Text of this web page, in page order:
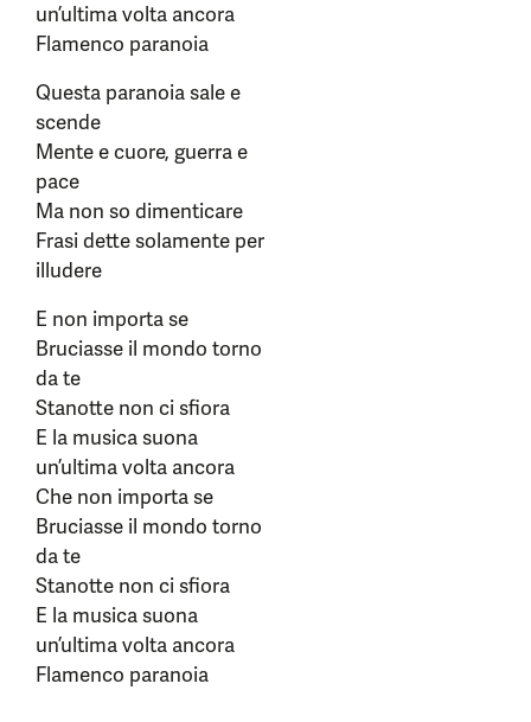
un’ultima volta ancora
Flamenco paranoia
Questa paranoia sale e
scende
Mente e cuore, guerra e
pace
Ma non so dimenticare
Frasi dette solamente per
illudere
E non importa se
Bruciasse il mondo torno
da te
Stanotte non ci sfiora
E la musica suona
un’ultima volta ancora
Che non importa se
Bruciasse il mondo torno
da te
Stanotte non ci sfiora
E la musica suona
un’ultima volta ancora
Flamenco paranoia